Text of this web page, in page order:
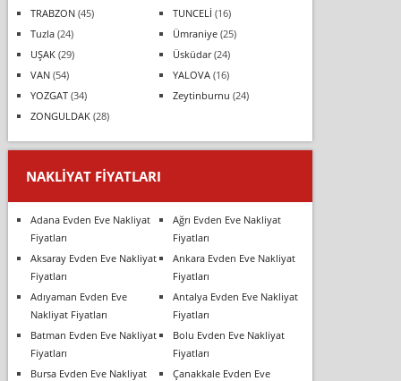
TRABZON(45) TUNCELİ (16)
Tuzla(24) Ümraniye(25)
UŞAK(29) Üsküdar(24)
VAN(54) YALOVA(16)
YOZGAT(34) Zeytinburnu (24)
ZONGULDAK(28)
NAKLIYAT FIYATLARI
Adana Evden Eve Nakliyat
Fiyatları
Ağrı Evden Eve Nakliyat
Fiyatları
Aksaray Evden Eve Nakliyat
Fiyatları
Ankara Evden Eve Nakliyat
Fiyatları
Adıyaman Evden Eve
Nakliyat Fiyatları
Antalya Evden Eve Nakliyat
Fiyatları
Batman Evden Eve Nakliyat
Fiyatları
Bolu Evden Eve Nakliyat
Fiyatları
Bursa Evden Eve Nakliyat
Çanakkale Evden Eve